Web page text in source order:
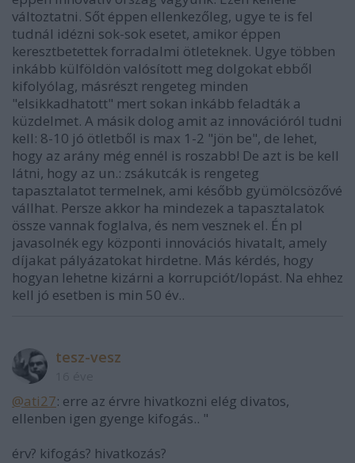
változtatni. Sőt éppen ellenkezőleg, ugye te is fel
tudnál idézni sok-sok esetet, amikor éppen
keresztbetettek forradalmi ötleteknek. Ugye többen
inkább külföldön valósított meg dolgokat ebből
kifolyólag, másrészt rengeteg minden
"elsikkadhatott" mert sokan inkább feladták a
küzdelmet. A másik dolog amit az innovációról tudni
kell: 8-10 jó ötletből is max 1-2 "jön be", de lehet,
hogy az arány még ennél is roszabb! De azt is be kell
látni, hogy az un.: zsákutcák is rengeteg
tapasztalatot termelnek, ami később gyümölcsözővé
vállhat. Persze akkor ha mindezek a tapasztalatok
össze vannak foglalva, és nem vesznek el. Én pl
javasolnék egy központi innovációs hivatalt, amely
díjakat pályázatokat hirdetne. Más kérdés, hogy
hogyan lehetne kizárni a korrupciót/lopást. Na ehhez
kell jó esetben is min 50 év..
tesz-vesz
@ati27: erre az érvre hivatkozni elég divatos,
ellenben igen gyenge kifogás.. "
érv? kifogás? hivatkozás?